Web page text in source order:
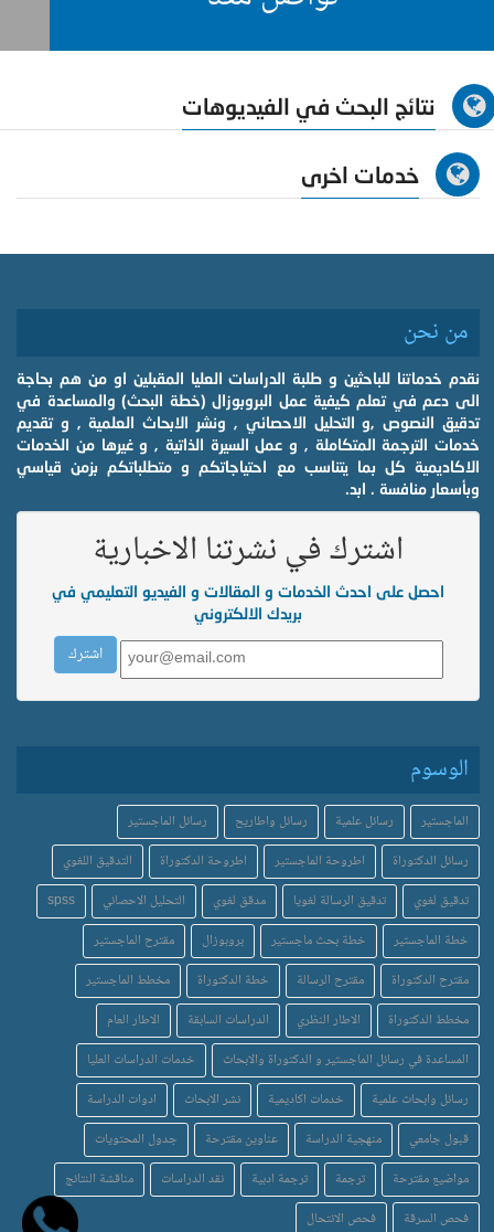
نتائج البحث في الفيديوهات
خدمات اخرى
من نحن
نقدم خدماتنا للباحثين و طلبة الدراسات العليا المقبلين او من هم بحاجة
الى دعم في تعلم كيفية عمل البروبوزال (خطة البحث) والمساعدة في
تدقيق النصوص ,و التحليل الاحصائي , ونشر الابحاث العلمية , و تقديم
خدمات الترجمة المتكاملة , و عمل السيرة الذاتية , و غيرها من الخدمات
الاكاديمية كل بما يتناسب مع احتياجاتكم و متطلباتكم بزمن قياسي
وبأسعار منافسة . ابد.
اشترك في نشرتنا الاخبارية
احصل على احدث الخدمات و المقالات و الفيديو التعليمي في
بريدك الالكتروني
الوسوم
الماجستير رسائل علمية رسائل واطاريح
رسائل الماجستير
رسائل الدكتوراة
اطروحة الماجستير اطروحة الدكتوراة
التدقيق اللغوي
تدقيق لغوي
تدقيق الرسالة لغويا مدقق لغوي التحليل الاحصائي
spss
خطة الماجستير
خطة بحث ماجستير بروبوزال
مقترح الماجستير
مقترح الدكتوراة
مقترح الرسالة خطة الدكتوراة
مخطط الماجستير
مخطط الدكتوراة
الاطار النظري الدراسات السابقة
الاطار العام
المساعدة في رسائل الماجستير و الدكتوراة والابحاث
خدمات الدراسات العليا
رسائل وابحاث علمية
خدمات اكاديمية نشر الابحاث
ادوات الدراسة
قبول جامعي
منهجية الدراسة عناوين مقترحة
جدول المحتويات
مواضيع مقترحة
ترجمة ترجمة ادبية نقد الدراسات
مناقشة النتائج
فحص السرقة
فحص الانتحال